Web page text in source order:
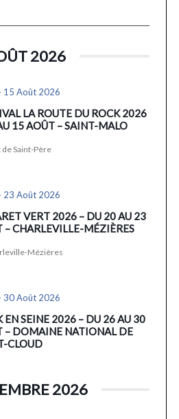
2026
15 Août 2026
LA ROUTE DU ROCK 2026
15 AOÛT – SAINT-MALO
de Saint-Père
23 Août 2026
VERT 2026 – DU 20 AU 23
– CHARLEVILLE-MÉZIÈRES
Mézières
30 Août 2026
EN SEINE 2026 – DU 26 AU 30
– DOMAINE NATIONAL DE
CLOUD
2026